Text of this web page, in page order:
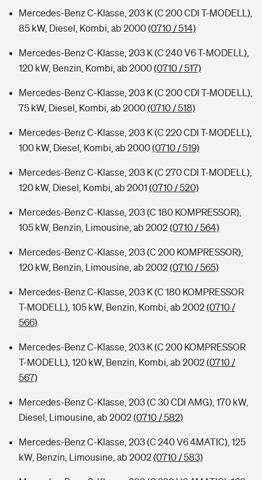
Mercedes-Benz C-Klasse, 203 K (C 200 CDI T-MODELL),
85 kW, Diesel, Kombi, ab 2000(0710 / 514)
Mercedes-Benz C-Klasse, 203 K (C 240 V6 T-MODELL),
120 kW, Benzin, Kombi, ab 2000(0710 / 517)
Mercedes-Benz C-Klasse, 203 K (C 200 CDI T-MODELL),
75 kW, Diesel, Kombi, ab 2000(0710 / 518)
Mercedes-Benz C-Klasse, 203 K (C 220 CDI T-MODELL),
100 kW, Diesel, Kombi, ab 2000(0710 / 519)
Mercedes-Benz C-Klasse, 203 K (C 270 CDI T-MODELL),
120 kW, Diesel, Kombi, ab 2001 (0710 / 520)
Mercedes-Benz C-Klasse, 203 (C 180 KOMPRESSOR),
105 kW, Benzin, Limousine, ab 2002(0710 / 564)
Mercedes-Benz C-Klasse, 203 (C 200 KOMPRESSOR),
120 kW, Benzin, Limousine, ab 2002(0710 / 565)
Mercedes-Benz C-Klasse, 203 K (C 180 KOMPRESSOR
T-MODELL), 105 kW, Benzin, Kombi, ab 2002(0710 /
566)
Mercedes-Benz C-Klasse, 203 K (C 200 KOMPRESSOR
T-MODELL), 120 kW, Benzin, Kombi, ab 2002(0710 /
567)
Mercedes-Benz C-Klasse, 203 (C 30 CDI AMG), 170 kW,
Diesel, Limousine, ab 2002(0710 / 582)
Mercedes-Benz C-Klasse, 203 (C 240 V6 4MATIC), 125
kW, Benzin, Limousine, ab 2002(0710 / 583)